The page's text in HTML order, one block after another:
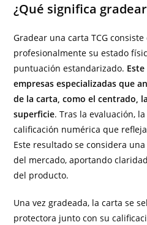
¿Qué significa
Gradear una carta TCG
profesionalmente su estado
puntuación estandarizado.
empresas especializadas que
de la carta, como el centrado,
superficie. Tras la evaluación,
calificación numérica que
Este resultado se considera
del mercado, aportando
del producto.
Una vez gradeada, la carta se
protectora junto con su